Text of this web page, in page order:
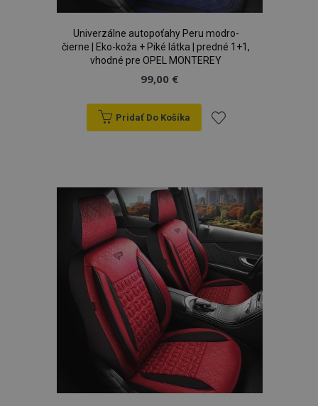
Univerzálne autopoťahy Peru modro-
čierne | Eko-koža + Piké látka | predné 1+1,
vhodné pre OPEL MONTEREY
99,00 €
Pridať Do Košíka
zoznamu
prianí